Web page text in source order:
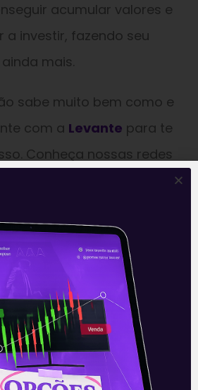
acumular valores e
investir, fazendo seu
mais.
sabe muito bem como e
com a Levante para te
Conheça nossas redes
lado positivo do cartão de
muitosgastos no cartão
se de aproveitar o lado
utilizando os